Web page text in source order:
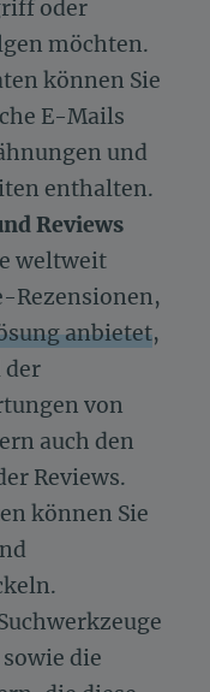
oder
möchten.
können Sie
E-Mails
und
enthalten.
Reviews
weltweit
Rezensionen,
anbietet,
der
von
auch den
Reviews.
können Sie
die